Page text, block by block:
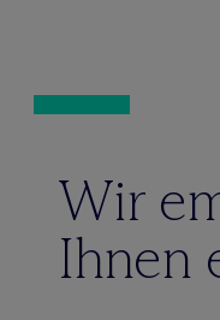
Wir
Ihnen